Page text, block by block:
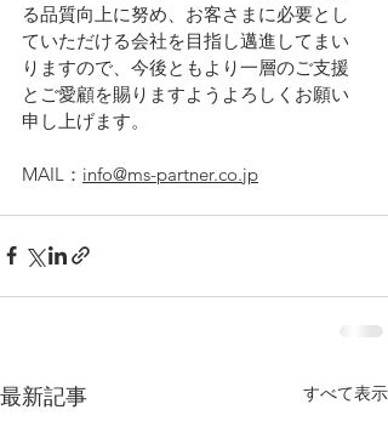
る品質向上に努め、お客さまに必要とし
ていただける会社を目指し邁進してまい
りますので、今後ともより一層のご支援
とご愛顧を賜りますようよろしくお願い
申し上げます。
MAIL： info@ms-partner.co.jp
最新記事 すべて表示